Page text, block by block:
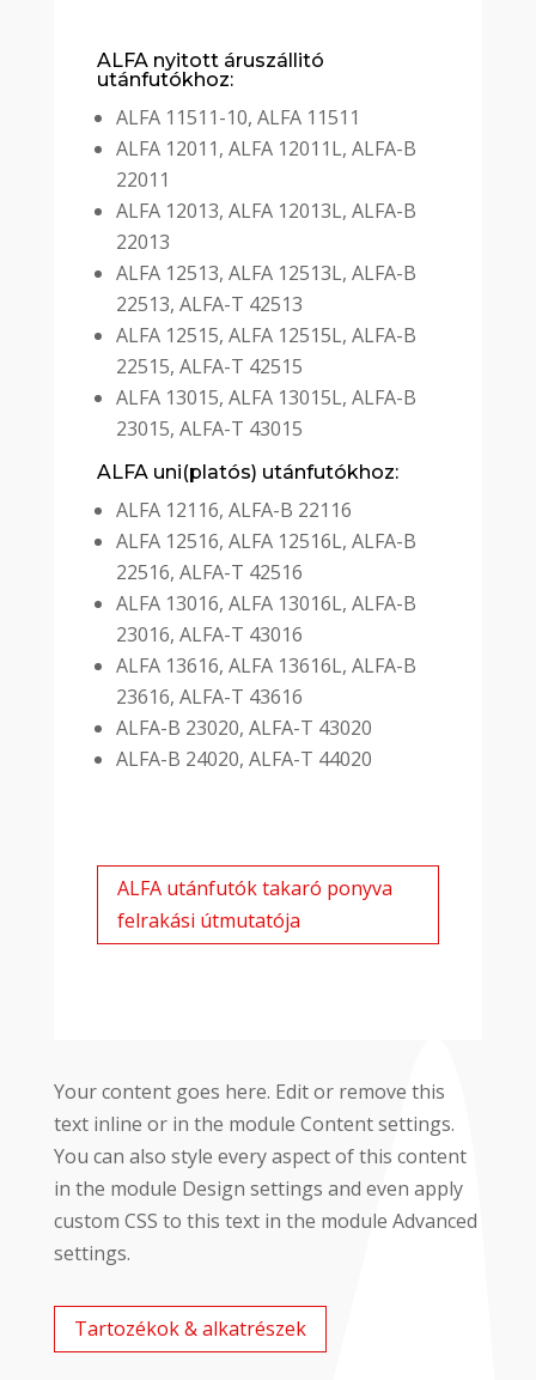
ALFA nyitott áruszállitó
utánfutókhoz:
ALFA 11511-10, ALFA 11511
ALFA 12011, ALFA 12011L, ALFA-B
22011
ALFA 12013, ALFA 12013L, ALFA-B
22013
ALFA 12513, ALFA 12513L, ALFA-B
22513, ALFA-T 42513
ALFA 12515, ALFA 12515L, ALFA-B
22515, ALFA-T 42515
ALFA 13015, ALFA 13015L, ALFA-B
23015, ALFA-T 43015
ALFA uni(platós) utánfutókhoz:
ALFA 12116, ALFA-B 22116
ALFA 12516, ALFA 12516L, ALFA-B
22516, ALFA-T 42516
ALFA 13016, ALFA 13016L, ALFA-B
23016, ALFA-T 43016
ALFA 13616, ALFA 13616L, ALFA-B
23616, ALFA-T 43616
ALFA-B 23020, ALFA-T 43020
ALFA-B 24020, ALFA-T 44020
ALFA utánfutók takaró ponyva
felrakási útmutatója
Your content goes here. Edit or remove this
text inline or in the module Content settings.
You can also style every aspect of this content
in the module Design settings and even apply
custom CSS to this text in the module Advanced
settings.
Tartozékok & alkatrészek